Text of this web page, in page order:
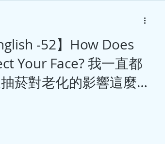
-52】How Does
Your Face? 我一直都
菸對老化的影響這麼